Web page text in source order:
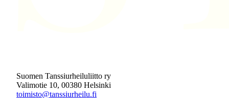
Suomen Tanssiurheiluliitto ry
Valimotie 10, 00380 Helsinki
toimisto@tanssiurheilu.fi